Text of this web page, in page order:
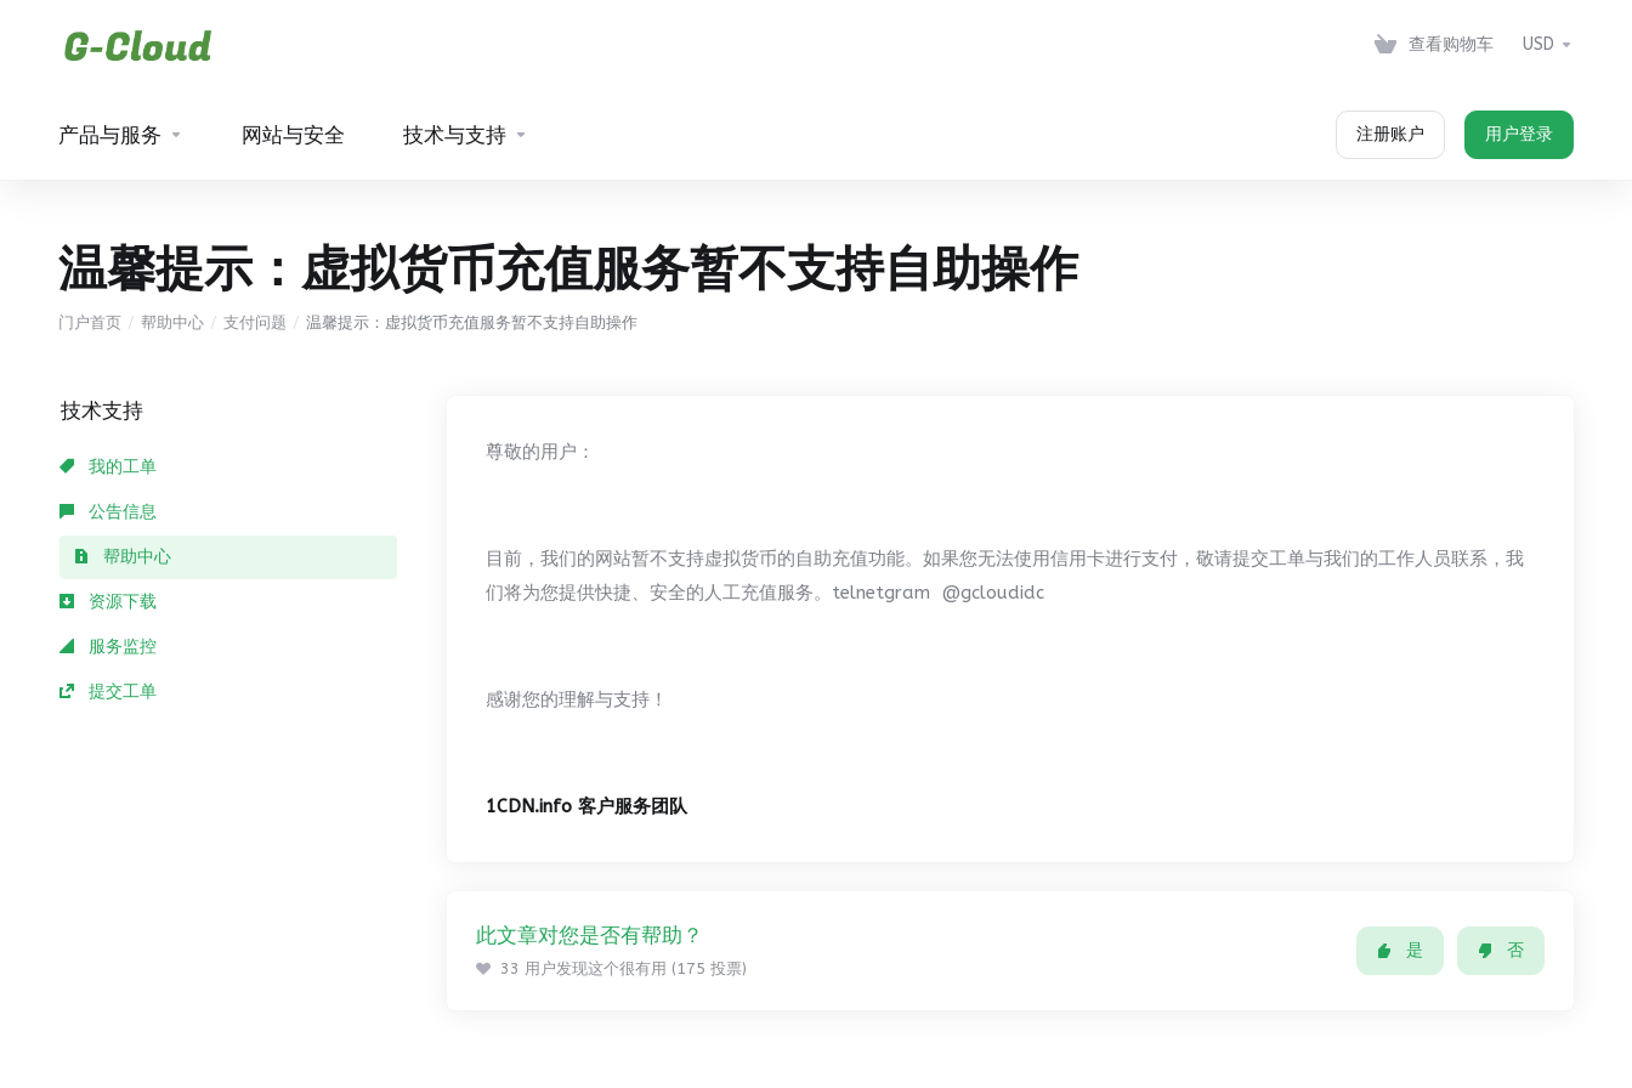
查看购物车 USD
产品与服务 网站与安全 技术与支持 注册账户 用户登录
温馨提示：虚拟货币充值服务暂不支持自助操作
门户首页 帮助中心 支付问题 温馨提示：虚拟货币充值服务暂不支持自助操作
技术支持
我的工单
公告信息
帮助中心
资源下载
服务监控
提交工单
尊敬的用户：
目前，我们的网站暂不支持虚拟货币的自助充值功能。如果您无法使用信用卡进行支付，敬请提交工单与我们的工作人员联系，我
们将为您提供快捷、安全的人工充值服务。telnetgram @gcloudidc
感谢您的理解与支持！
1CDN.info 客户服务团队
此文章对您是否有帮助？
33 用户发现这个很有用 (175 投票)
是 否